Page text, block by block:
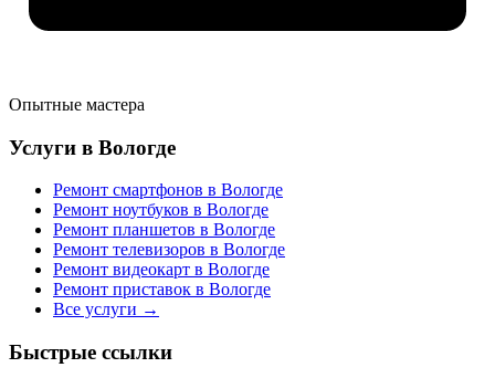
Опытные мастера
Услуги в Вологде
Ремонт смартфонов в Вологде
Ремонт ноутбуков в Вологде
Ремонт планшетов в Вологде
Ремонт телевизоров в Вологде
Ремонт видеокарт в Вологде
Ремонт приставок в Вологде
Все услуги →
Быстрые ссылки